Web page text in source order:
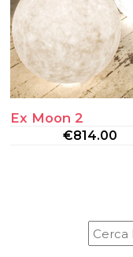
Ex Moon 2
€814.00